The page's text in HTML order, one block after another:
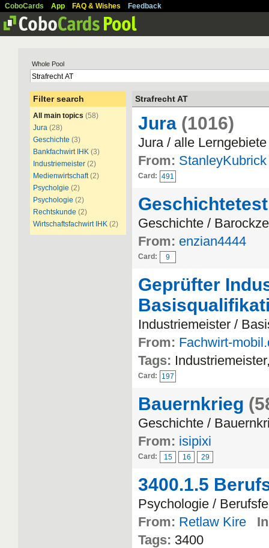
CoboCards App FAQ & Wishes Feedback
Whole Pool
Filter search
All main topics (58)
Jura (28)
Geschichte (3)
Bankfachwirt IHK (3)
Industriemeister (2)
Medienwirtschaft (2)
Psycholgie (2)
Psychologie (2)
Rechtskunde (2)
Wirtschaftsfachwirt IHK (2)
Strafrecht AT
Jura (1016)
Jura / alle Lerngebiete
From: StanleyKubrick
Card: 491
Geschichte /
From: enzian4444
Card: 9
Geprüfter
Industriemeister /
From: Fachwirt-
Tags:
Card: 197
Bauernkrieg
Geschichte /
From: isipixi
Card: 15 16 29
3400.1.5
Psychologie /
From: Retlaw Kire
Tags: 3400